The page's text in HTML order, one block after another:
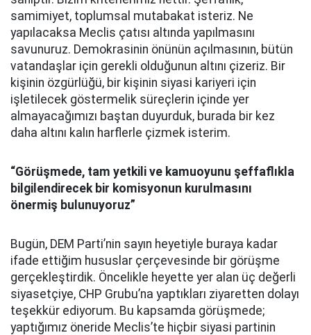
samimiyet, toplumsal mutabakat isteriz. Ne
yapılacaksa Meclis çatısı altında yapılmasını
savunuruz. Demokrasinin önünün açılmasının, bütün
vatandaşlar için gerekli olduğunun altını çizeriz. Bir
kişinin özgürlüğü, bir kişinin siyasi kariyeri için
işletilecek göstermelik süreçlerin içinde yer
almayacağımızı baştan duyurduk, burada bir kez
daha altını kalın harflerle çizmek isterim.
“Görüşmede, tam yetkili ve kamuoyunu şeffaflıkla
bilgilendirecek bir komisyonun kurulmasını
önermiş bulunuyoruz”
Bugün, DEM Parti’nin sayın heyetiyle buraya kadar
ifade ettiğim hususlar çerçevesinde bir görüşme
gerçekleştirdik. Öncelikle heyette yer alan üç değerli
siyasetçiye, CHP Grubu’na yaptıkları ziyaretten dolayı
teşekkür ediyorum. Bu kapsamda görüşmede;
yaptığımız öneride Meclis’te hiçbir siyasi partinin